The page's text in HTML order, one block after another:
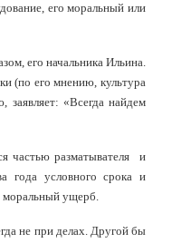
его моральный или
его начальника Ильина.
(по его мнению, культура
заявляет: «Всегда найдем
частью разматывателя и
года условного срока и
моральный ущерб.
не при делах. Другой бы